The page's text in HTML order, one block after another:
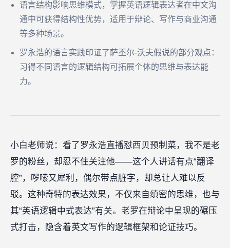
语言结构影响思维模式，掌握英语逻辑表达者在中文沟
通中可获得结构性优势，适用于辩论、写作与商业沟通
等多种场景。
罗永浩的语言实践印证了萨丕尔-沃夫假说的部分观点：
习得不同语言的逻辑结构可拓展个体的思维与表达能
力。
小白老师说：看了罗永浩直播怼西贝预制菜，我不是老
罗的粉丝，却忍不住关注他——这个人讲话有点“翻译
腔”，啰嗦又犀利，偶尔带点脏字，却总让人难以反
驳。这种奇特的表达效果，不仅来自缜密的思维，也与
其“英语逻辑中式表达”有关。老罗在辩论中呈现的碾压
式打击，隐含着英文写作的逻辑框架和论证技巧。